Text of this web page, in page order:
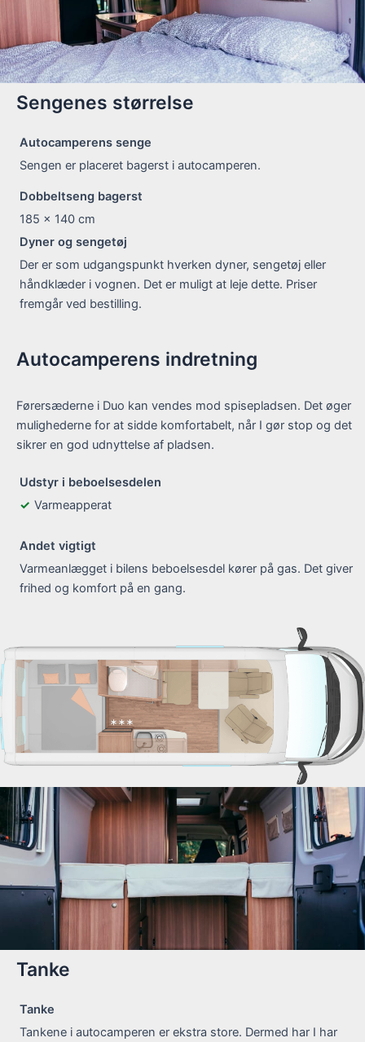
Sengenes størrelse
Autocamperens senge
Sengen er placeret bagerst i autocamperen.
Dobbeltseng bagerst
185 x 140 cm
Dyner og sengetøj
Der er som udgangspunkt hverken dyner, sengetøj eller
håndklæder i vognen. Det er muligt at leje dette. Priser
fremgår ved bestilling.
Autocamperens indretning
Førersæderne i Duo kan vendes mod spisepladsen. Det øger
mulighederne for at sidde komfortabelt, når I gør stop og det
sikrer en god udnyttelse af pladsen.
Udstyr i beboelsesdelen
Varmeapperat
Andet vigtigt
Varmeanlægget i bilens beboelsesdel kører på gas. Det giver
frihed og komfort på en gang.
Tanke
Tanke
Tankene i autocamperen er ekstra store. Dermed har I har